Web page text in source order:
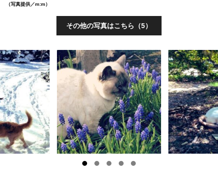
（写真提供／m:m）
その他の写真はこちら（5）